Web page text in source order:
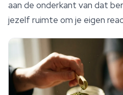
aan de onderkant van dat
jezelf ruimte om je eigen